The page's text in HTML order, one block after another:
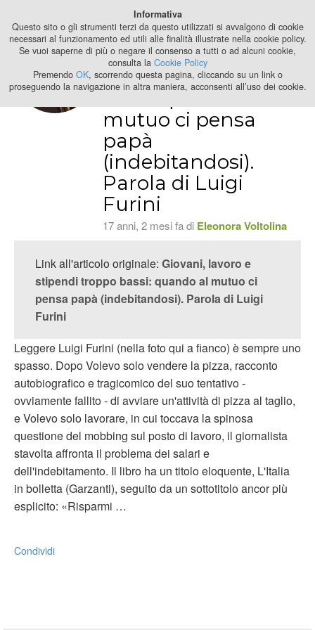
2024
Giovani, lavoro e
stipendi troppo
bassi: quando al
mutuo ci pensa
papà
(indebitandosi).
Parola di Luigi
Furini
17 anni, 2 mesi fa di Eleonora Voltolina
Link all'articolo originale: Giovani, lavoro e
stipendi troppo bassi: quando al mutuo ci
pensa papà (indebitandosi). Parola di Luigi
Furini
Leggere Luigi Furini (nella foto qui a fianco) è sempre uno
spasso. Dopo Volevo solo vendere la pizza, racconto
autobiografico e tragicomico del suo tentativo -
ovviamente fallito - di avviare un'attività di pizza al taglio,
e Volevo solo lavorare, in cui toccava la spinosa
questione del mobbing sul posto di lavoro, il giornalista
stavolta affronta il problema dei salari e
dell'indebitamento. Il libro ha un titolo eloquente, L'Italia
in bolletta (Garzanti), seguito da un sottotitolo ancor più
esplicito: «Risparmi …
Condividi
Informativa
Questo sito o gli strumenti terzi da questo utilizzati si avvalgono di cookie
necessari al funzionamento ed utili alle finalità illustrate nella cookie policy.
Se vuoi saperne di più o negare il consenso a tutti o ad alcuni cookie,
consulta la Cookie Policy
Premendo OK, scorrendo questa pagina, cliccando su un link o
proseguendo la navigazione in altra maniera, acconsenti all’uso dei cookie.